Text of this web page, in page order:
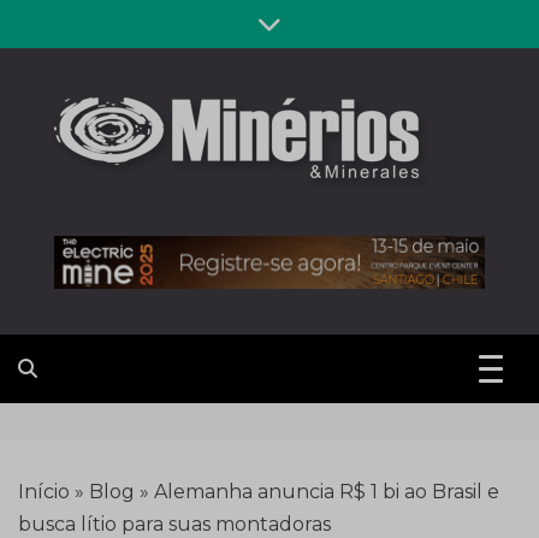
to
Revista
Minérios &
Minerales
Início » Blog » Alemanha anuncia R$ 1 bi ao Brasil e
busca lítio para suas montadoras